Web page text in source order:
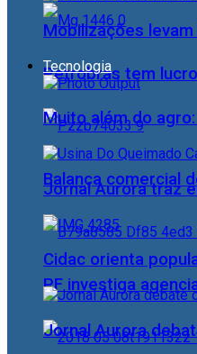
Petrobras tem
Balança comercial
PF investiga
Mobilizações
Tecnologia
Muito além do
Jornal Aurora traz
Cidac orienta
Jornal Aurora